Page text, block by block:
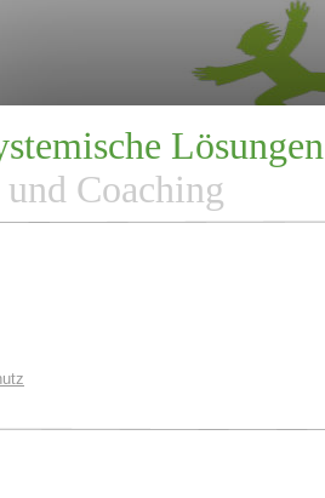
Lösungen
Coaching